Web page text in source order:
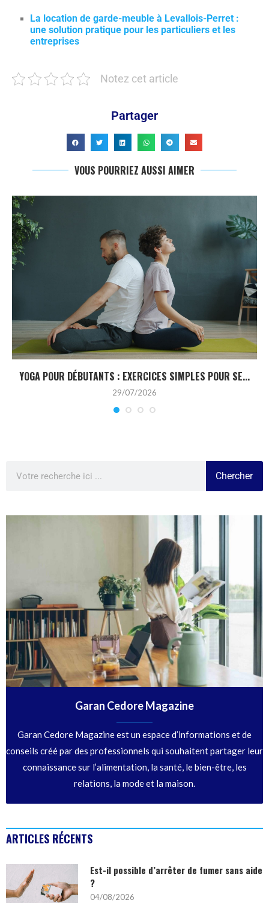
La location de garde-meuble à Levallois-Perret :
une solution pratique pour les particuliers et les
entreprises
Notez cet article
Partager
VOUS POURRIEZ AUSSI AIMER
YOGA POUR DÉBUTANTS : EXERCICES SIMPLES POUR SE...
29/07/2026
Chercher
Garan Cedore Magazine
Garan Cedore Magazine est un espace d’informations et de
conseils créé par des professionnels qui souhaitent partager leur
connaissance sur l’alimentation, la santé, le bien-être, les
relations, la mode et la maison.
ARTICLES RÉCENTS
Est-il possible d’arrêter de fumer sans aide
?
04/08/2026